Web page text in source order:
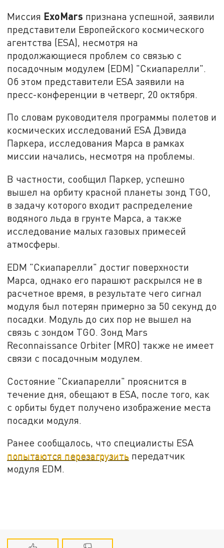
Миссия ExoMars признана успешной, заявили
представители Европейского космического
агентства (ESA), несмотря на
продолжающиеся проблем со связью с
посадочным модулем (EDM) "Скиапарелли".
Об этом представители ESA заявили на
пресс-конференции в четверг, 20 октября.
По словам руководителя программы полетов и
космических исследований ESA Дэвида
Паркера, исследования Марса в рамках
миссии начались, несмотря на проблемы.
В частности, сообщил Паркер, успешно
вышел на орбиту красной планеты зонд TGO,
в задачу которого входит распределение
водяного льда в грунте Марса, а также
исследование малых газовых примесей
атмосферы.
EDM "Скиапарелли" достиг поверхности
Марса, однако его парашют раскрылся не в
расчетное время, в результате чего сигнал
модуля был потерян примерно за 50 секунд до
посадки. Модуль до сих пор не вышел на
связь с зондом TGO. Зонд Mars
Reconnaissance Orbiter (MRO) также не имеет
связи с посадочным модулем.
Состояние "Скиапарелли" прояснится в
течение дня, обещают в ESA, после того, как
с орбиты будет получено изображение места
посадки модуля.
Ранее сообщалось, что специалисты ESA
попытаются перезагрузить передатчик
модуля EDM.